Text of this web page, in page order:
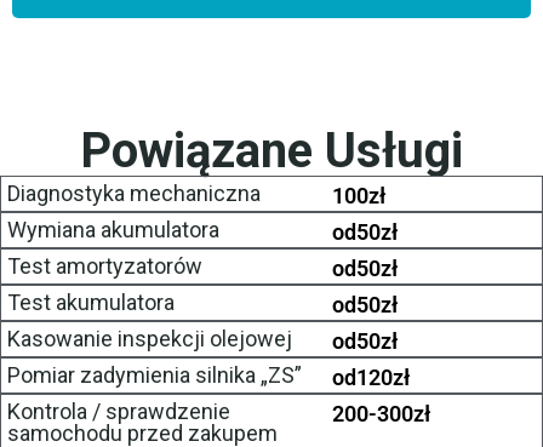
Powiązane Usługi
Diagnostyka mechaniczna 100zł
Wymiana akumulatora
od50zł
Test amortyzatorów
od50zł
Test akumulatora
od50zł
Kasowanie inspekcji olejowej
od50zł
Pomiar zadymienia silnika „ZS”
od120zł
Kontrola / sprawdzenie
samochodu przed zakupem
200-300zł